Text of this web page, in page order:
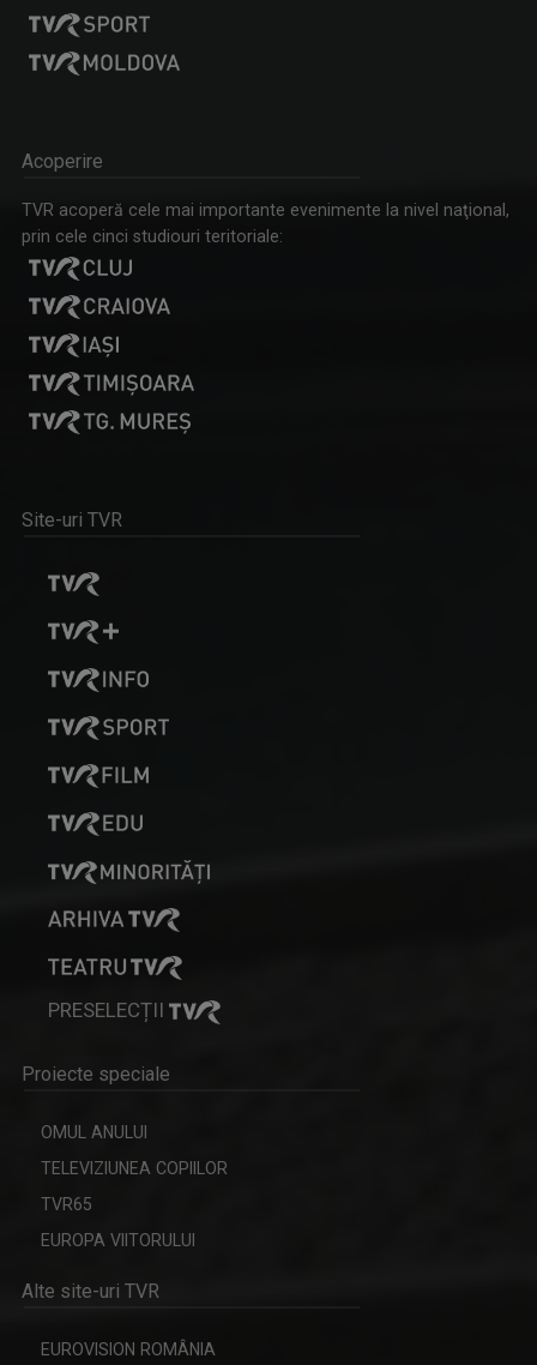
PLAY
Emisiune bilunară în care muzica vorbeşte
ETNIC NEWS
A început să lucreze la TVR Iaşi în 1998 în ...
ROXANA COSTAŞ
Pe 20 noiembrie 2006 Roxana Bratec împlinea 21 ...
VIOLETA GORGOS
Acoperire
TVR acoperă cele mai importante evenimente la nivel naţional,
prin cele cinci studiouri teritoriale:
Site-uri TVR
PRESELECȚII
Proiecte speciale
OMUL ANULUI
TELEVIZIUNEA COPIILOR
TVR65
EUROPA VIITORULUI
Alte site-uri TVR
EUROVISION ROMÂNIA